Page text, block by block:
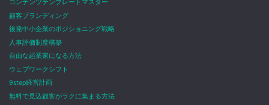
コンテンツテンプレートマスター
顧客ブランディング
後発中小企業のポジショニング戦略
人事評価制度構築
自由な起業家になる方法
ウェブワークシフト
9step経営計画
無料で見込顧客がラクに集まる方法